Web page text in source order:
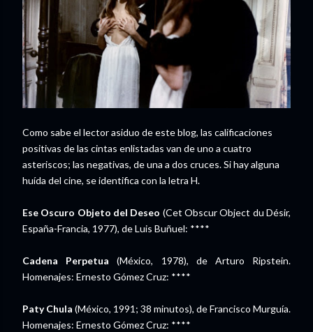
Como sabe el lector asiduo de este blog, las calificaciones
positivas de las cintas enlistadas van de uno a cuatro
asteriscos; las negativas, de una a dos cruces. Si hay alguna
huída del cine, se identifica con la letra H.
Ese Oscuro Objeto del Deseo (Cet Obscur Object du Désir,
España-Francia, 1977), de Luis Buñuel: ****
Cadena Perpetua (México, 1978), de Arturo Ripstein.
Homenajes: Ernesto Gómez Cruz: ****
Paty Chula (México, 1991; 38 minutos), de Francisco Murguía.
Homenajes: Ernesto Gómez Cruz: ****